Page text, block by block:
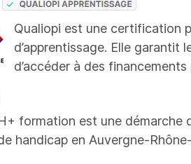
Qualiopi est une certification
d’apprentissage. Elle
d’accéder à des
formation est une démarche
handicap en Auvergne-